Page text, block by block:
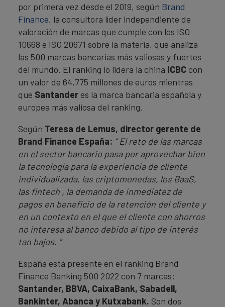
por primera vez desde el 2019, según Brand
Finance, la consultora líder independiente de
valoración de marcas que cumple con los ISO
10668 e ISO 20671 sobre la materia, que analiza
las 500 marcas bancarias más valiosas y fuertes
del mundo. El ranking lo lidera la china ICBC con
un valor de 64,775 millones de euros mientras
que Santander es la marca bancaria española y
europea más valiosa del ranking.
Según Teresa de Lemus, director gerente de
Brand Finance España: “ El reto de las marcas
en el sector bancario pasa por aprovechar bien
la tecnología para la experiencia de cliente
individualizada, las criptomonedas, los BaaS,
las fintech , la demanda de inmediatez de
pagos en beneficio de la retención del cliente y
en un contexto en el que el cliente con ahorros
no interesa al banco debido al tipo de interés
tan bajos. ”
España está presente en el ranking Brand
Finance Banking 500 2022 con 7 marcas:
Santander, BBVA, CaixaBank, Sabadell,
Bankinter, Abanca y Kutxabank. Son dos